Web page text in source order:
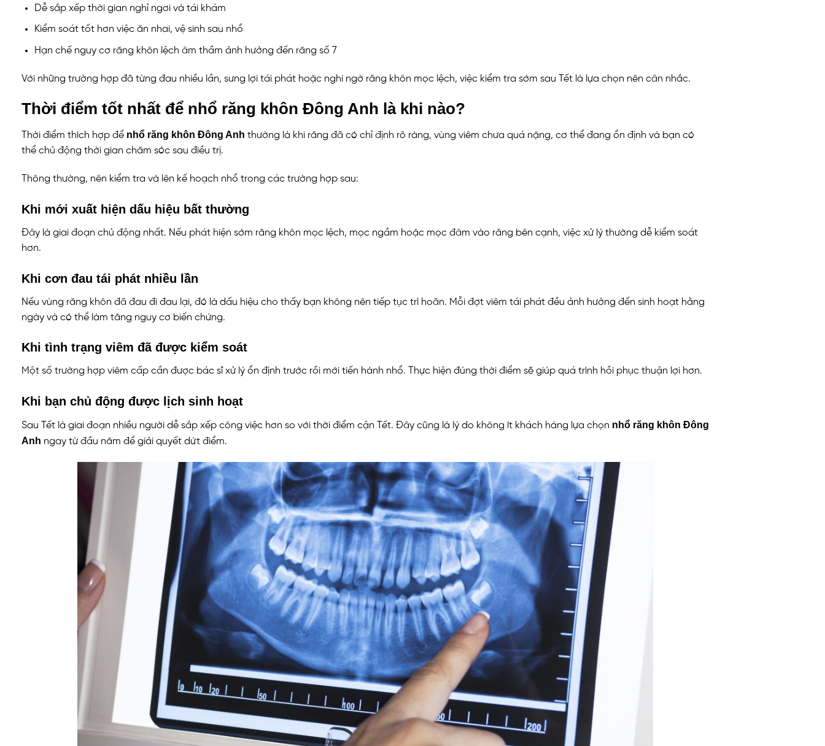
Dễ sắp xếp thời gian nghỉ ngơi và tái khám
Kiểm soát tốt hơn việc ăn nhai, vệ sinh sau nhổ
Hạn chế nguy cơ răng khôn lệch âm thầm ảnh hưởng đến răng số 7
Với những trường hợp đã từng đau nhiều lần, sưng lợi tái phát hoặc nghi ngờ răng khôn mọc lệch, việc kiểm tra sớm sau Tết là lựa chọn nên cân nhắc.
Thời điểm tốt nhất để nhổ răng khôn Đông Anh là khi nào?
Thời điểm thích hợp để nhổ răng khôn Đông Anh thường là khi răng đã có chỉ định rõ ràng, vùng viêm chưa quá nặng, cơ thể đang ổn định và bạn có
thể chủ động thời gian chăm sóc sau điều trị.
Thông thường, nên kiểm tra và lên kế hoạch nhổ trong các trường hợp sau:
Khi mới xuất hiện dấu hiệu bất thường
Đây là giai đoạn chủ động nhất. Nếu phát hiện sớm răng khôn mọc lệch, mọc ngầm hoặc mọc đâm vào răng bên cạnh, việc xử lý thường dễ kiểm soát
hơn.
Khi cơn đau tái phát nhiều lần
Nếu vùng răng khôn đã đau đi đau lại, đó là dấu hiệu cho thấy bạn không nên tiếp tục trì hoãn. Mỗi đợt viêm tái phát đều ảnh hưởng đến sinh hoạt hằng
ngày và có thể làm tăng nguy cơ biến chứng.
Khi tình trạng viêm đã được kiểm soát
Một số trường hợp viêm cấp cần được bác sĩ xử lý ổn định trước rồi mới tiến hành nhổ. Thực hiện đúng thời điểm sẽ giúp quá trình hồi phục thuận lợi hơn.
Khi bạn chủ động được lịch sinh hoạt
Sau Tết là giai đoạn nhiều người dễ sắp xếp công việc hơn so với thời điểm cận Tết. Đây cũng là lý do không ít khách hàng lựa chọn nhổ răng khôn Đông
Anh ngay từ đầu năm để giải quyết dứt điểm.